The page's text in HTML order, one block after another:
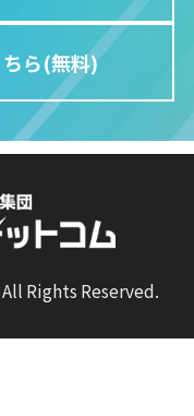
ら(無料)
Rights Reserved.